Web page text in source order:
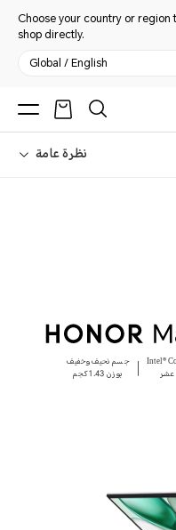
Choose your country or region
shop directly.
Global / English
نظرة عامة
عشر
جسم نحيف وخفيف
بوزن 1.43 كجم